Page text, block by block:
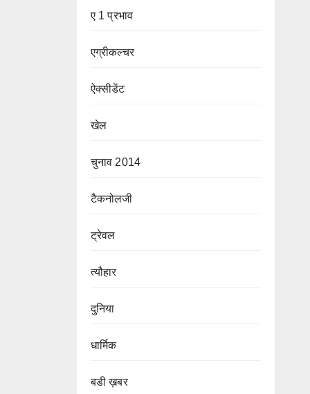
ए 1 प्रभाव
एग्रीकल्चर
ऐक्सीडेंट
खेल
चुनाव 2014
टैकनोलजी
ट्रेवल
त्यौहार
दुनिया
धार्मिक
बडी ख़बर